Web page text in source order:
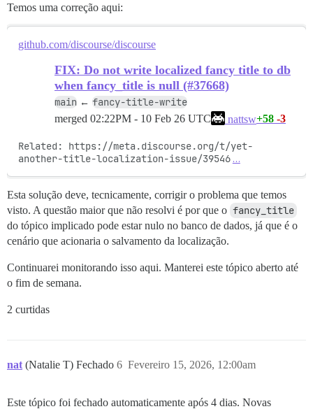
Temos uma correção aqui:
github.com/discourse/discourse
FIX: Do not write localized fancy title to db
when fancy_title is null (#37668)
main ← fancy-title-write
merged 02:22PM - 10 Feb 26 UTC nattsw+58 -3
Related: https://meta.discourse.org/t/yet-
another-title-localization-issue/39546 …
Esta solução deve, tecnicamente, corrigir o problema que temos
visto. A questão maior que não resolvi é por que o fancy_title
do tópico implicado pode estar nulo no banco de dados, já que é o
cenário que acionaria o salvamento da localização.
Continuarei monitorando isso aqui. Manterei este tópico aberto até
o fim de semana.
2 curtidas
nat (Natalie T) Fechado Fevereiro 15, 2026, 12:00am
6
Este tópico foi fechado automaticamente após 4 dias. Novas